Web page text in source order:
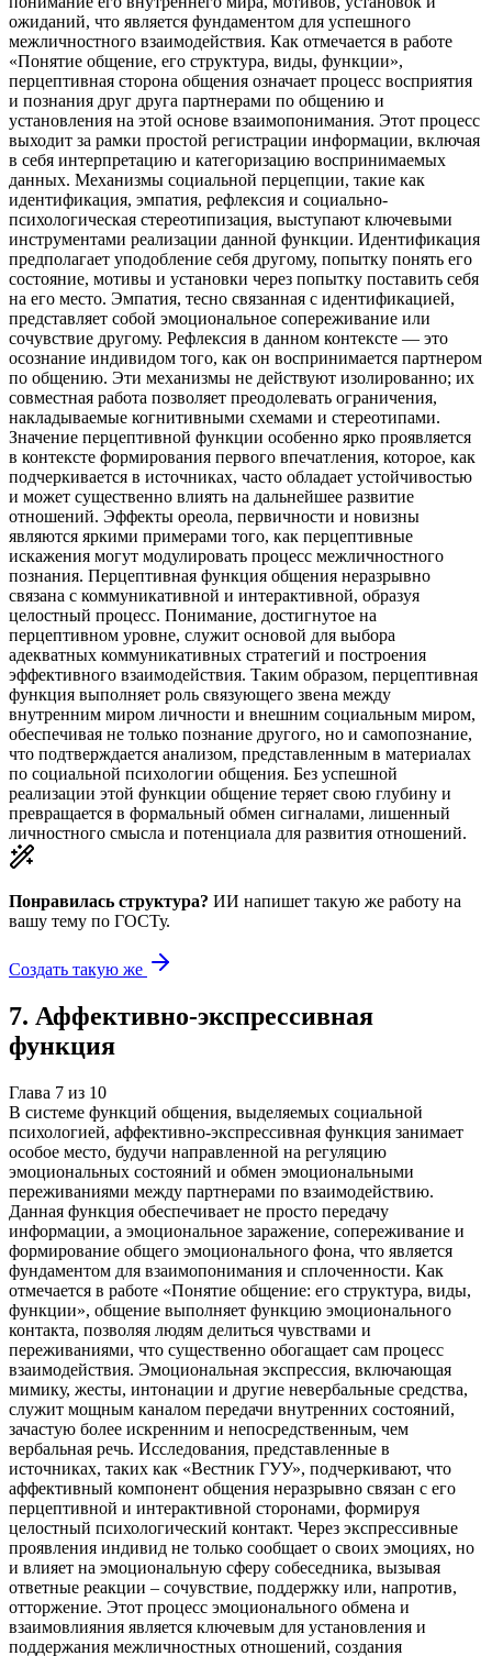
ожиданий, что является фундаментом для успешного
межличностного взаимодействия. Как отмечается в работе
«Понятие общение, его структура, виды, функции»,
перцептивная сторона общения означает процесс восприятия
и познания друг друга партнерами по общению и
установления на этой основе взаимопонимания. Этот процесс
выходит за рамки простой регистрации информации, включая
в себя интерпретацию и категоризацию воспринимаемых
данных. Механизмы социальной перцепции, такие как
идентификация, эмпатия, рефлексия и социально-
психологическая стереотипизация, выступают ключевыми
инструментами реализации данной функции. Идентификация
предполагает уподобление себя другому, попытку понять его
состояние, мотивы и установки через попытку поставить себя
на его место. Эмпатия, тесно связанная с идентификацией,
представляет собой эмоциональное сопереживание или
сочувствие другому. Рефлексия в данном контексте — это
осознание индивидом того, как он воспринимается партнером
по общению. Эти механизмы не действуют изолированно; их
совместная работа позволяет преодолевать ограничения,
накладываемые когнитивными схемами и стереотипами.
Значение перцептивной функции особенно ярко проявляется
в контексте формирования первого впечатления, которое, как
подчеркивается в источниках, часто обладает устойчивостью
и может существенно влиять на дальнейшее развитие
отношений. Эффекты ореола, первичности и новизны
являются яркими примерами того, как перцептивные
искажения могут модулировать процесс межличностного
познания. Перцептивная функция общения неразрывно
связана с коммуникативной и интерактивной, образуя
целостный процесс. Понимание, достигнутое на
перцептивном уровне, служит основой для выбора
адекватных коммуникативных стратегий и построения
эффективного взаимодействия. Таким образом, перцептивная
функция выполняет роль связующего звена между
внутренним миром личности и внешним социальным миром,
обеспечивая не только познание другого, но и самопознание,
что подтверждается анализом, представленным в материалах
по социальной психологии общения. Без успешной
реализации этой функции общение теряет свою глубину и
превращается в формальный обмен сигналами, лишенный
личностного смысла и потенциала для развития отношений.
Понравилась структура? ИИ напишет такую же работу на
вашу тему по ГОСТу.
Создать такую же
7. Аффективно-экспрессивная
функция
Глава 7 из 10
В системе функций общения, выделяемых социальной
психологией, аффективно-экспрессивная функция занимает
особое место, будучи направленной на регуляцию
эмоциональных состояний и обмен эмоциональными
переживаниями между партнерами по взаимодействию.
Данная функция обеспечивает не просто передачу
информации, а эмоциональное заражение, сопереживание и
формирование общего эмоционального фона, что является
фундаментом для взаимопонимания и сплоченности. Как
отмечается в работе «Понятие общение: его структура, виды,
функции», общение выполняет функцию эмоционального
контакта, позволяя людям делиться чувствами и
переживаниями, что существенно обогащает сам процесс
взаимодействия. Эмоциональная экспрессия, включающая
мимику, жесты, интонации и другие невербальные средства,
служит мощным каналом передачи внутренних состояний,
зачастую более искренним и непосредственным, чем
вербальная речь. Исследования, представленные в
источниках, таких как «Вестник ГУУ», подчеркивают, что
аффективный компонент общения неразрывно связан с его
перцептивной и интерактивной сторонами, формируя
целостный психологический контакт. Через экспрессивные
проявления индивид не только сообщает о своих эмоциях, но
и влияет на эмоциональную сферу собеседника, вызывая
ответные реакции – сочувствие, поддержку или, напротив,
отторжение. Этот процесс эмоционального обмена и
взаимовлияния является ключевым для установления и
поддержания межличностных отношений, создания